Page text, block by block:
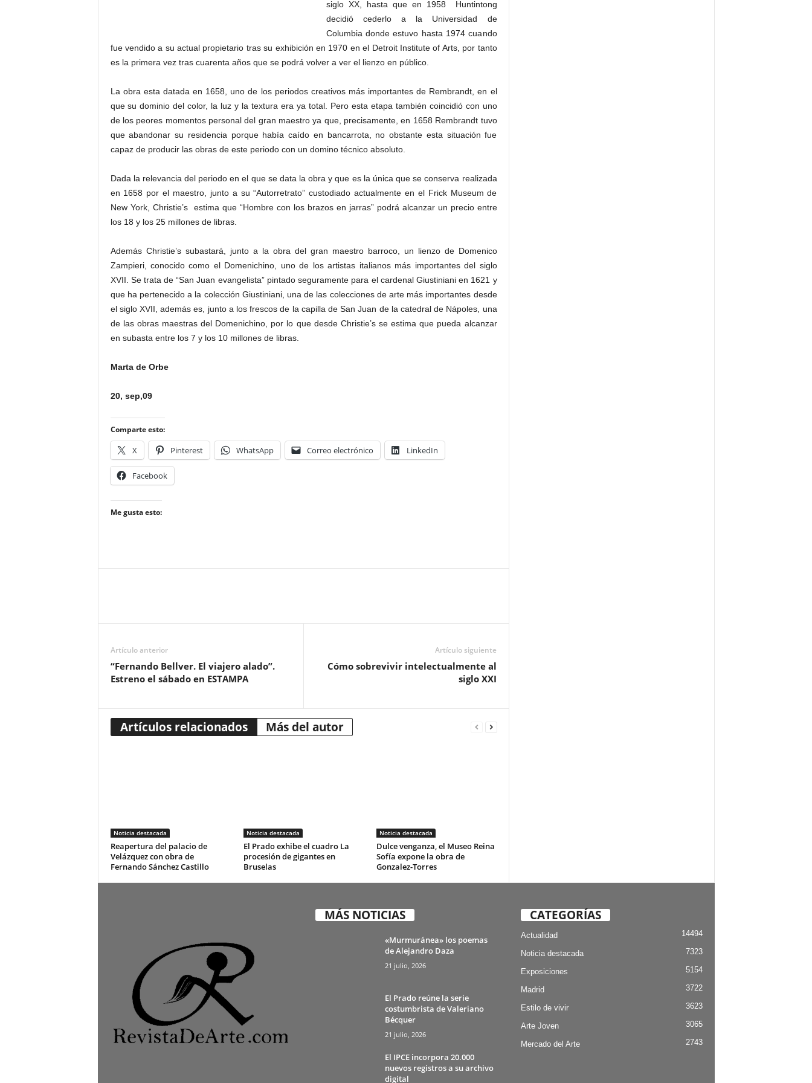
siglo XX, hasta que en 1958 Huntintong
decidió cederlo a la Universidad de
Columbia donde estuvo hasta 1974 cuando
fue vendido a su actual propietario tras su exhibición en 1970 en el Detroit Institute of Arts, por tanto
es la primera vez tras cuarenta años que se podrá volver a ver el lienzo en público.
La obra esta datada en 1658, uno de los periodos creativos más importantes de Rembrandt, en el
que su dominio del color, la luz y la textura era ya total. Pero esta etapa también coincidió con uno
de los peores momentos personal del gran maestro ya que, precisamente, en 1658 Rembrandt tuvo
que abandonar su residencia porque había caído en bancarrota, no obstante esta situación fue
capaz de producir las obras de este periodo con un domino técnico absoluto.
Dada la relevancia del periodo en el que se data la obra y que es la única que se conserva realizada
en 1658 por el maestro, junto a su “Autorretrato” custodiado actualmente en el Frick Museum de
New York, Christie’s estima que “Hombre con los brazos en jarras” podrá alcanzar un precio entre
los 18 y los 25 millones de libras.
Además Christie’s subastará, junto a la obra del gran maestro barroco, un lienzo de Domenico
Zampieri, conocido como el Domenichino, uno de los artistas italianos más importantes del siglo
XVII. Se trata de “San Juan evangelista” pintado seguramente para el cardenal Giustiniani en 1621 y
que ha pertenecido a la colección Giustiniani, una de las colecciones de arte más importantes desde
el siglo XVII, además es, junto a los frescos de la capilla de San Juan de la catedral de Nápoles, una
de las obras maestras del Domenichino, por lo que desde Christie’s se estima que pueda alcanzar
en subasta entre los 7 y los 10 millones de libras.
Marta de Orbe
20, sep,09
Comparte esto:
X Pinterest WhatsApp Correo electrónico LinkedIn
Facebook
Me gusta esto:
Artículo anterior
“Fernando Bellver. El viajero alado”.
Estreno el sábado en ESTAMPA
Artículo siguiente
Cómo sobrevivir intelectualmente al
siglo XXI
Artículos relacionados Más del autor
Noticia destacada
Reapertura del palacio de
Velázquez con obra de
Fernando Sánchez Castillo
Noticia destacada
El Prado exhibe el cuadro La
procesión de gigantes en
Bruselas
Noticia destacada
Dulce venganza, el Museo Reina
Sofía expone la obra de
Gonzalez-Torres
MÁS NOTICIAS
«Murmuránea» los poemas
de Alejandro Daza
21 julio, 2026
El Prado reúne la serie
costumbrista de Valeriano
Bécquer
21 julio, 2026
El IPCE incorpora 20.000
nuevos registros a su archivo
digital
CATEGORÍAS
Actualidad 14494
Noticia destacada 7323
Exposiciones 5154
Madrid 3722
Estilo de vivir 3623
Arte Joven 3065
Mercado del Arte 2743